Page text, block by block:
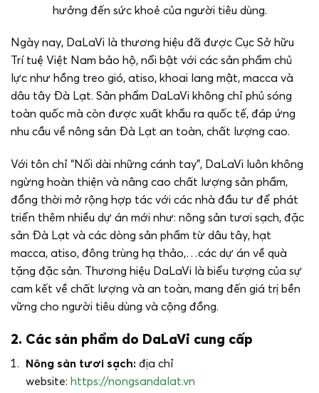
hưởng đến sức khoẻ của người tiêu dùng.
Ngày nay, DaLaVi là thương hiệu đã được Cục Sở hữu
Trí tuệ Việt Nam bảo hộ, nổi bật với các sản phẩm chủ
lực như hồng treo gió, atiso, khoai lang mật, macca và
dâu tây Đà Lạt. Sản phẩm DaLaVi không chỉ phủ sóng
toàn quốc mà còn được xuất khẩu ra quốc tế, đáp ứng
nhu cầu về nông sản Đà Lạt an toàn, chất lượng cao.
Với tôn chỉ “Nối dài những cánh tay”, DaLaVi luôn không
ngừng hoàn thiện và nâng cao chất lượng sản phẩm,
đồng thời mở rộng hợp tác với các nhà đầu tư để phát
triển thêm nhiều dự án mới như: nông sản tươi sạch, đặc
sản Đà Lạt và các dòng sản phẩm từ dâu tây, hạt
macca, atiso, đông trùng hạ thảo,…các dự án về quà
tặng đặc sản. Thương hiệu DaLaVi là biểu tượng của sự
cam kết về chất lượng và an toàn, mang đến giá trị bền
vững cho người tiêu dùng và cộng đồng.
2. Các sản phẩm do DaLaVi cung cấp
Nông sản tươi sạch: địa chỉ
website: https://nongsandalat.vn